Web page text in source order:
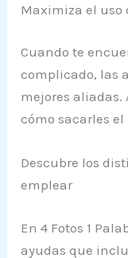
Maximiza el uso
Cuando te
complicado, las
mejores
cómo sacarles
Descubre los
emplear
En 4 Fotos 1
ayudas que